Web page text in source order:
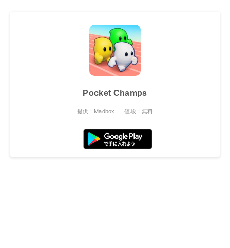
Pocket Champs
提供：Madbox 値段：無料